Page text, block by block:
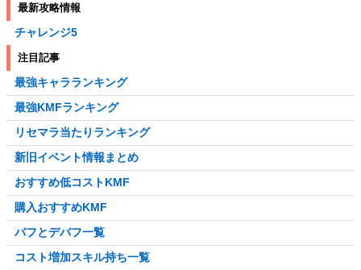
最新攻略情報
チャレンジ5
注目記事
最強キャラランキング
最強KMFランキング
リセマラ当たりランキング
新旧イベント情報まとめ
おすすめ低コストKMF
購入おすすめKMF
バフとデバフ一覧
コスト増加スキル持ち一覧